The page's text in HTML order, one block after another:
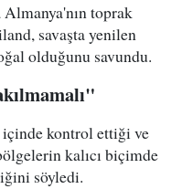
Almanya'nın toprak
savaşta yenilen
olduğunu savundu.
kontrol ettiği ve
kalıcı biçimde
söyledi.